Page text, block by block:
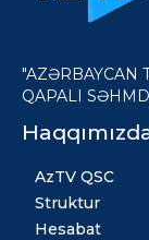
"AZƏRBAYCAN
QAPALI
AzTV QSC
Struktur
Hesabat